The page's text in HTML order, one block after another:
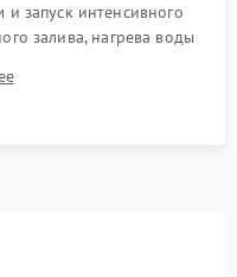
запуск интенсивного
залива, нагрева воды
посторонних шумов,
сухости в поддоне.